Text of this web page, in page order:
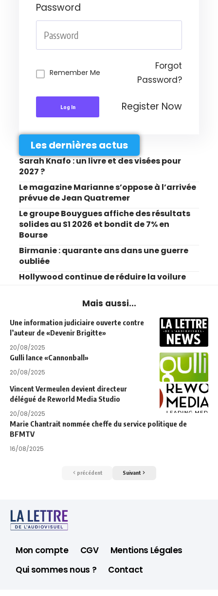
Password
Remember Me
Forgot
Password?
Log In Register Now
Les dernières actus
Sarah Knafo : un livre et des visées pour
2027 ?
Le magazine Marianne s’oppose à l’arrivée
prévue de Jean Quatremer
Le groupe Bouygues affiche des résultats
solides au S1 2026 et bondit de 7% en
Bourse
Birmanie : quarante ans dans une guerre
oubliée
Hollywood continue de réduire la voilure
Mais aussi...
Une information judiciaire ouverte contre
l’auteur de «Devenir Brigitte»
20/08/2025
Gulli lance «Cannonball»
20/08/2025
Vincent Vermeulen devient directeur
délégué de Reworld Media Studio
20/08/2025
Marie Chantrait nommée cheffe du service politique de
BFMTV
16/08/2025
précédent Suivant
Mon compte CGV
Mentions Légales
Qui sommes nous ?
Contact